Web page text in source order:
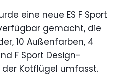
eine neue ES F Sport
gemacht, die
10 Außenfarben, 4
F Sport Design-
Kotflügel umfasst.